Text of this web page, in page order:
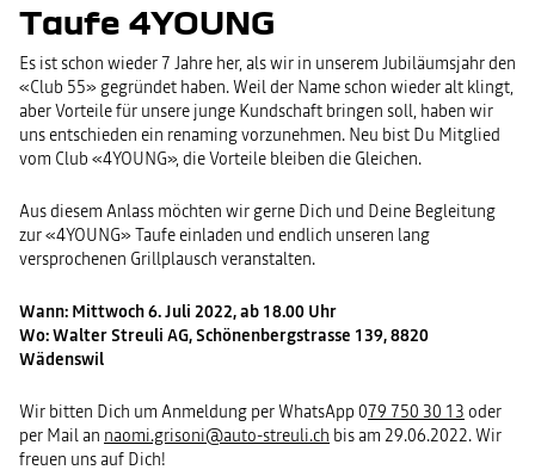
Taufe 4YOUNG
Es ist schon wieder 7 Jahre her, als wir in unserem Jubiläumsjahr den
«Club 55» gegründet haben. Weil der Name schon wieder alt klingt,
aber Vorteile für unsere junge Kundschaft bringen soll, haben wir
uns entschieden ein renaming vorzunehmen. Neu bist Du Mitglied
vom Club «4YOUNG», die Vorteile bleiben die Gleichen.
Aus diesem Anlass möchten wir gerne Dich und Deine Begleitung
zur «4YOUNG» Taufe einladen und endlich unseren lang
versprochenen Grillplausch veranstalten.
Wann: Mittwoch 6. Juli 2022, ab 18.00 Uhr
Wo: Walter Streuli AG, Schönenbergstrasse 139, 8820
Wädenswil
Wir bitten Dich um Anmeldung per WhatsApp 079 750 30 13 oder
per Mail an naomi.grisoni@auto-streuli.ch bis am 29.06.2022. Wir
freuen uns auf Dich!